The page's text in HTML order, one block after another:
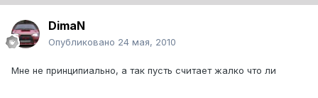
DimaN
Опубликовано 24 мая, 2010
Мне не принципиально, а так пусть считает жалко что ли